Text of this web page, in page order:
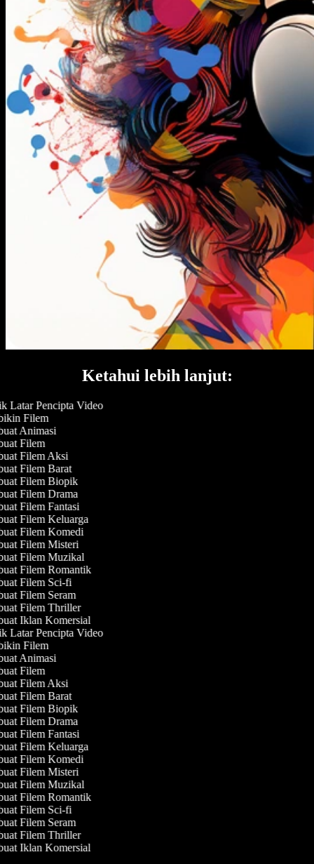
Ketahui lebih lanjut:
Latar Pencipta Video
Filem
Animasi
Filem
Filem Aksi
Filem Barat
Filem Biopik
Filem Drama
Filem Fantasi
Filem Keluarga
Filem Komedi
Filem Misteri
Filem Muzikal
Filem Romantik
Filem Sci-fi
Filem Seram
Filem Thriller
Iklan Komersial
Latar Pencipta Video
Filem
Animasi
Filem
Filem Aksi
Filem Barat
Filem Biopik
Filem Drama
Filem Fantasi
Filem Keluarga
Filem Komedi
Filem Misteri
Filem Muzikal
Filem Romantik
Filem Sci-fi
Filem Seram
Filem Thriller
Iklan Komersial